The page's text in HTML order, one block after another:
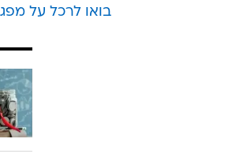
בואו לרכל על